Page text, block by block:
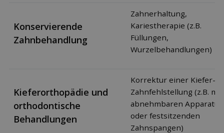
Konservierende
Zahnbehandlung
Zahnerhaltung,
Kariestherapie (z.B.
Füllungen,
Wurzelbehandlungen)
Kieferorthopädie und
orthodontische
Behandlungen
Korrektur einer Kiefer-
Zahnfehlstellung (z.B. mit
abnehmbaren
oder festsitzenden
Zahnspangen)